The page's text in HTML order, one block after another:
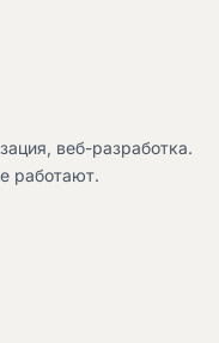
веб-разработка.
работают.